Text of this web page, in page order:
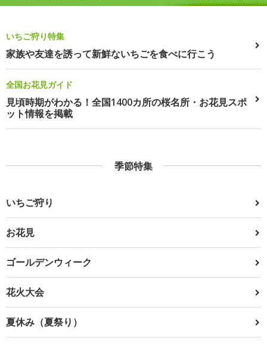
いちご狩り特集
家族や友達を誘って新鮮ないちごを食べに行こう
全国お花見ガイド
見頃時期がわかる！全国1400カ所の桜名所・お花見スポ
ット情報を掲載
季節特集
いちご狩り
お花見
ゴールデンウィーク
花火大会
夏休み（夏祭り）